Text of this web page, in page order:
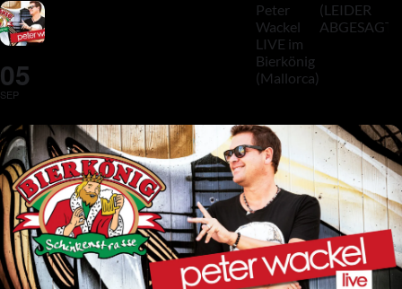
05
SEP
Peter
Wackel
LIVE im
Bierkönig
(Mallorca)
(LEIDER
ABGESAGT)